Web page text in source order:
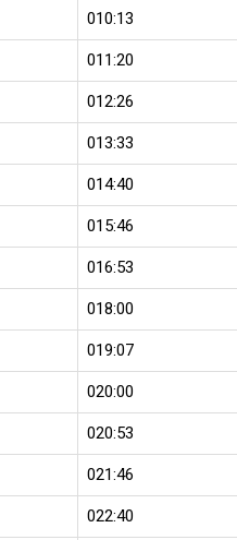
010:13
011:20
012:26
013:33
014:40
015:46
016:53
018:00
019:07
020:00
020:53
021:46
022:40